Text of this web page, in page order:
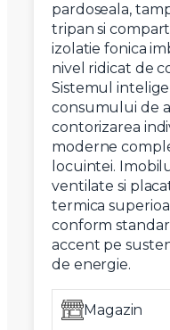
pardoseala,
tripan si
izolatie fonica
nivel ridicat de
Sistemul
consumului de
contorizarea
moderne
locuintei.
ventilate si
termica
conform
accent pe
de energie.
Magazin